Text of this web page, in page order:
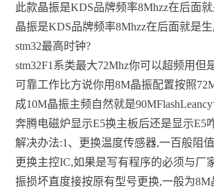
此款晶振是KDS品牌频率8Mhzz在后面
晶振是KDS品牌频率8Mhzz在后面就是
stm32最高时钟?
stm32F1系类最大72Mhz你可以超频用但
可靠工作比方说你用8M晶振配置按照
成10M晶振主频自然就是
奔腾电磁炉显示E5换主板后还是显示E5
解决办法:1、更换温度传感器,一百般阻值
更换主控IC,如果是写有程序的必须与厂
振损坏直度接按原有型号更换,一般为8M